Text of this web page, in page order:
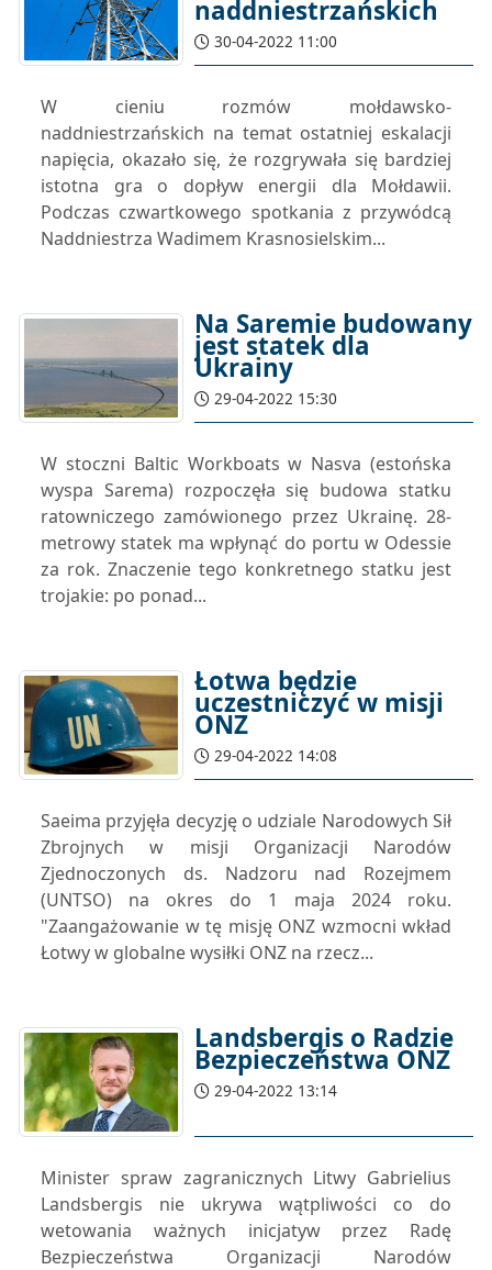
naddniestrzańskich
30-04-2022 11:00
W cieniu rozmów mołdawsko-
naddniestrzańskich na temat ostatniej eskalacji
napięcia, okazało się, że rozgrywała się bardziej
istotna gra o dopływ energii dla Mołdawii.
Podczas czwartkowego spotkania z przywódcą
Naddniestrza Wadimem Krasnosielskim...
Na Saremie budowany
jest statek dla
Ukrainy
29-04-2022 15:30
W stoczni Baltic Workboats w Nasva (estońska
wyspa Sarema) rozpoczęła się budowa statku
ratowniczego zamówionego przez Ukrainę. 28-
metrowy statek ma wpłynąć do portu w Odessie
za rok. Znaczenie tego konkretnego statku jest
trojakie: po ponad...
Łotwa będzie
uczestniczyć w misji
ONZ
29-04-2022 14:08
Saeima przyjęła decyzję o udziale Narodowych Sił
Zbrojnych w misji Organizacji Narodów
Zjednoczonych ds. Nadzoru nad Rozejmem
(UNTSO) na okres do 1 maja 2024 roku.
"Zaangażowanie w tę misję ONZ wzmocni wkład
Łotwy w globalne wysiłki ONZ na rzecz...
Landsbergis o Radzie
Bezpieczeństwa ONZ
29-04-2022 13:14
Minister spraw zagranicznych Litwy Gabrielius
Landsbergis nie ukrywa wątpliwości co do
wetowania ważnych inicjatyw przez Radę
Bezpieczeństwa Organizacji Narodów